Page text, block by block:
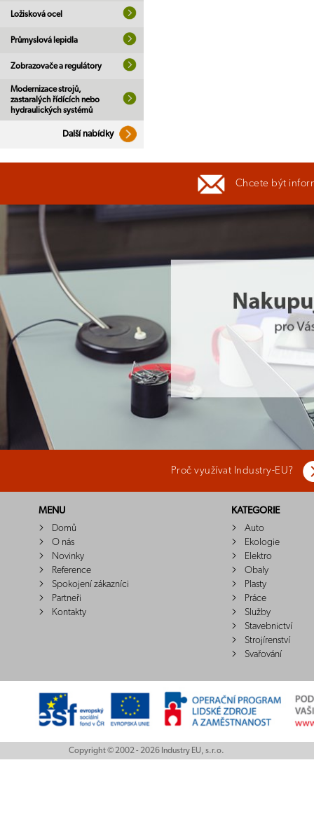
Ložisková ocel
Průmyslová lepidla
Zobrazovače a regulátory
Modernizace strojů,
zastaralých řídících nebo
hydraulických systémů
Další nabídky
Chcete být
Proč využívat Industry-EU?
MENU
Domů
O nás
Novinky
Reference
Spokojení zákazníci
Partneři
Kontakty
KATEGORIE
Auto
Ekologie
Elektro
Obaly
Plasty
Práce
Služby
Stavebnictví
Strojírenství
Svařování
Copyright © 2002 - 2026 Industry EU, s.r.o.